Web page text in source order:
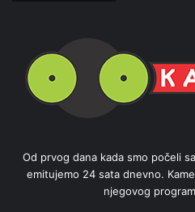
Od prvog dana kada smo počeli
emitujemo 24 sata dnevno.
njegovog